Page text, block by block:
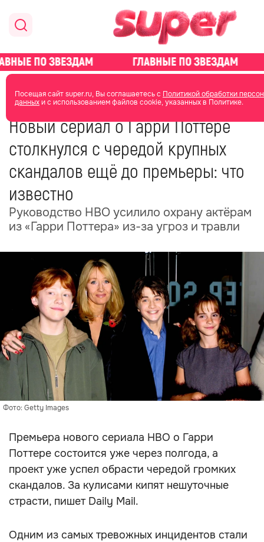
Посещая сайт super.ru, Вы соглашаетесь с Политикой обработки
данныхи с использованием файлов cookie, указанных в Политике.
главная новости о звездах новости
Новый сериал о Гарри Поттере
столкнулся с чередой крупных
скандалов ещё до премьеры: что
известно
Руководство HBO усилило охрану актёрам
из «Гарри Поттера» из-за угроз и травли
Фото: Getty Images
Премьера нового сериала HBO о Гарри
Поттере состоится уже через полгода, а
проект уже успел обрасти чередой громких
скандалов. За кулисами кипят нешуточные
страсти, пишет Daily Mail.
Одним из самых тревожных инцидентов стали